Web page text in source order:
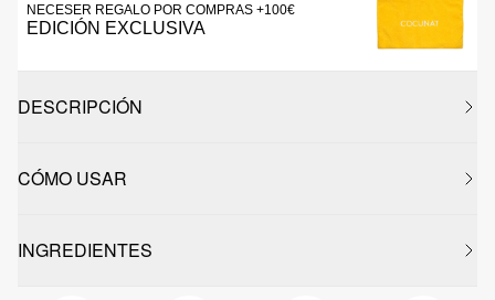
NECESER REGALO POR COMPRAS +100€
EDICIÓN EXCLUSIVA
DESCRIPCIÓN
CÓMO USAR
INGREDIENTES